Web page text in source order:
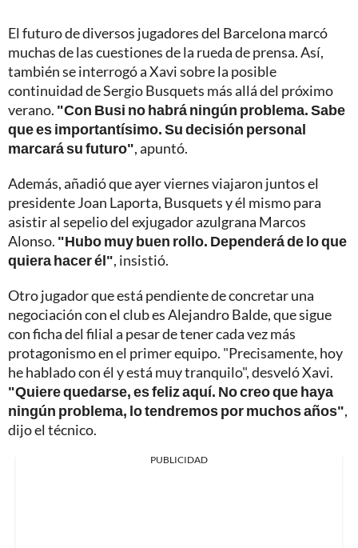
El futuro de diversos jugadores del Barcelona marcó
muchas de las cuestiones de la rueda de prensa. Así,
también se interrogó a Xavi sobre la posible
continuidad de Sergio Busquets más allá del próximo
verano. "Con Busi no habrá ningún problema. Sabe
que es importantísimo. Su decisión personal
marcará su futuro", apuntó.
Además, añadió que ayer viernes viajaron juntos el
presidente Joan Laporta, Busquets y él mismo para
asistir al sepelio del exjugador azulgrana Marcos
Alonso. "Hubo muy buen rollo. Dependerá de lo que
quiera hacer él", insistió.
Otro jugador que está pendiente de concretar una
negociación con el club es Alejandro Balde, que sigue
con ficha del filial a pesar de tener cada vez más
protagonismo en el primer equipo. "Precisamente, hoy
he hablado con él y está muy tranquilo", desveló Xavi.
"Quiere quedarse, es feliz aquí. No creo que haya
ningún problema, lo tendremos por muchos años",
dijo el técnico.
PUBLICIDAD